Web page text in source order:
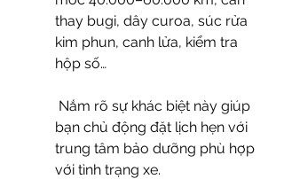
thay bugi, dây curoa, súc rửa
kim phun, canh lửa, kiểm tra
hộp số…
Nắm rõ sự khác biệt này giúp
bạn chủ động đặt lịch hẹn với
trung tâm bảo dưỡng phù hợp
với tình trạng xe.